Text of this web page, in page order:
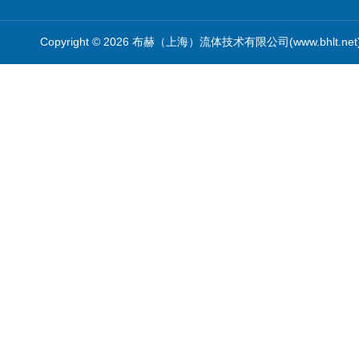
Copyright © 2026 布赫（上海）流体技术有限公司